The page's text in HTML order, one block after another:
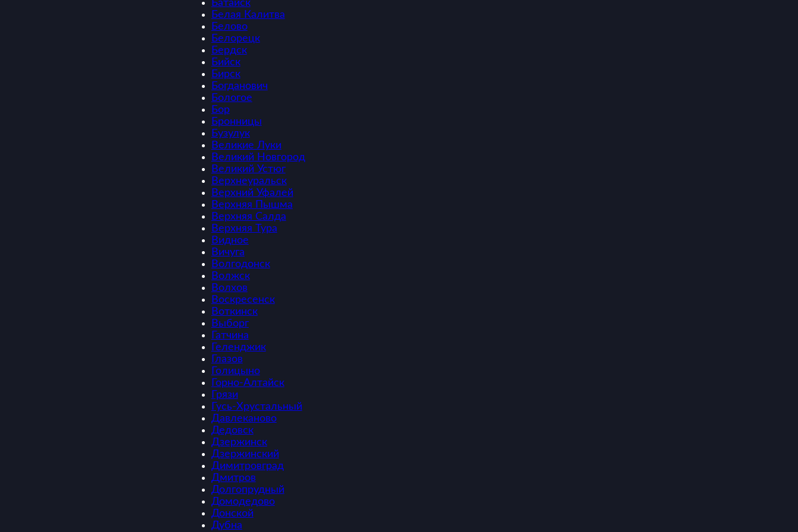
Батайск
Белая Калитва
Белово
Белорецк
Бердск
Бийск
Бирск
Богданович
Бологое
Бор
Бронницы
Бузулук
Великие Луки
Великий Новгород
Великий Устюг
Верхнеуральск
Верхний Уфалей
Верхняя Пышма
Верхняя Салда
Верхняя Тура
Видное
Вичуга
Волгодонск
Волжск
Волхов
Воскресенск
Воткинск
Выборг
Гатчина
Геленджик
Глазов
Голицыно
Горно-Алтайск
Грязи
Гусь-Хрустальный
Давлеканово
Дедовск
Дзержинск
Дзержинский
Димитровград
Дмитров
Долгопрудный
Домодедово
Донской
Дубна